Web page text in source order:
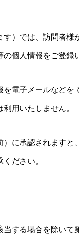
す）では、訪問者
個人情報をご登録
電子メールなど
用いたしません。
に承認されます
ださい。
する場合を除いて